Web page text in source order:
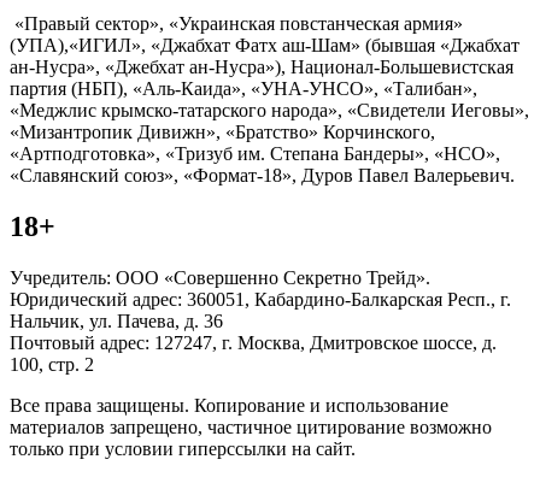
«Правый сектор», «Украинская повстанческая армия»
(УПА),«ИГИЛ», «Джабхат Фатх аш-Шам» (бывшая «Джабхат
ан-Нусра», «Джебхат ан-Нусра»), Национал-Большевистская
партия (НБП), «Аль-Каида», «УНА-УНСО», «Талибан»,
«Меджлис крымско-татарского народа», «Свидетели Иеговы»,
«Мизантропик Дивижн», «Братство» Корчинского,
«Артподготовка», «Тризуб им. Степана Бандеры», «НСО»,
«Славянский союз», «Формат-18», Дуров Павел Валерьевич.
18+
Учредитель: ООО «Совершенно Секретно Трейд».
Юридический адрес: 360051, Кабардино-Балкарская Респ., г.
Нальчик, ул. Пачева, д. 36
Почтовый адрес: 127247, г. Москва, Дмитровское шоссе, д.
100, стр. 2
Все права защищены. Копирование и использование
материалов запрещено, частичное цитирование возможно
только при условии гиперссылки на сайт.